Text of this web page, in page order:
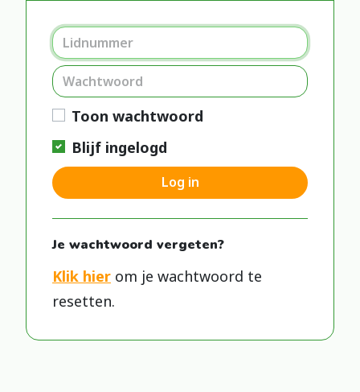
Toon wachtwoord
Blijf ingelogd
Log in
Je wachtwoord vergeten?
Klik hier om je wachtwoord te
resetten.